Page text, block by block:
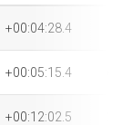
+00:04:28.4
+00:05:15.4
+00:12:02.5